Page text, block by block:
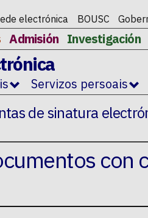
electrónica BOUSC
Admisión Investigación
Servizos persoais
de sinatura
con